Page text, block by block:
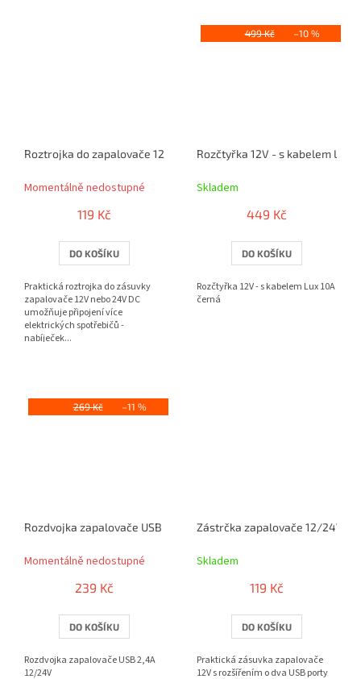
Roztrojka do zapalovače 12V / 24V - s kabelem a USB
Momentálně nedostupné
119 Kč
DO KOŠÍKU
Praktická roztrojka do zásuvky
zapalovače 12V nebo 24V DC
umožňuje připojení více
elektrických spotřebičů -
nabíječek...
499 Kč –10 %
Rozčtyřka 12V - s kabelem Lux
Skladem
449 Kč
DO KOŠÍKU
Rozčtyřka 12V - s kabelem Lux 10A
černá
269 Kč –11 %
Rozdvojka zapalovače USB 2,4A 12/24V
Momentálně nedostupné
239 Kč
DO KOŠÍKU
Rozdvojka zapalovače USB 2,4A
12/24V
Zástrčka zapalovače 12/24V -
Skladem
119 Kč
DO KOŠÍKU
Praktická zásuvka zapalovače
12V s rozšířením o dva USB porty